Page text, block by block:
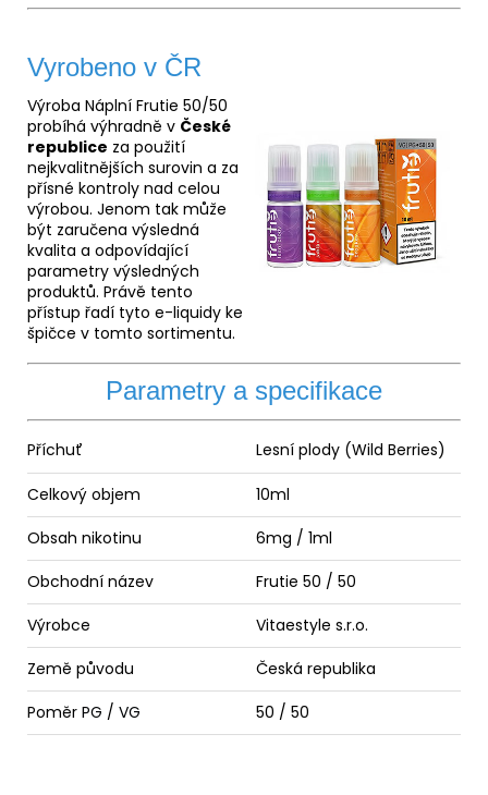
Vyrobeno v ČR
Výroba Náplní Frutie 50/50
probíhá výhradně v České
republice za použití
nejkvalitnějších surovin a za
přísné kontroly nad celou
výrobou. Jenom tak může
být zaručena výsledná
kvalita a odpovídající
parametry výsledných
produktů. Právě tento
přístup řadí tyto e-liquidy ke
špičce v tomto sortimentu.
Parametry a specifikace
Příchuť Lesní plody (Wild Berries)
Celkový objem
10ml
Obsah nikotinu
6mg / 1ml
Obchodní název
Frutie 50 / 50
Výrobce
Vitaestyle s.r.o.
Země původu
Česká republika
Poměr PG / VG 50 / 50